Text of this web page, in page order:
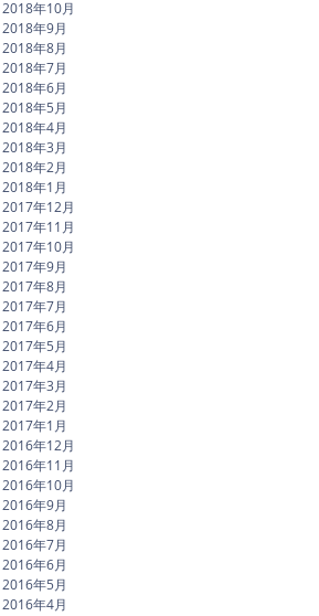
2018年10月
2018年9月
2018年8月
2018年7月
2018年6月
2018年5月
2018年4月
2018年3月
2018年2月
2018年1月
2017年12月
2017年11月
2017年10月
2017年9月
2017年8月
2017年7月
2017年6月
2017年5月
2017年4月
2017年3月
2017年2月
2017年1月
2016年12月
2016年11月
2016年10月
2016年9月
2016年8月
2016年7月
2016年6月
2016年5月
2016年4月